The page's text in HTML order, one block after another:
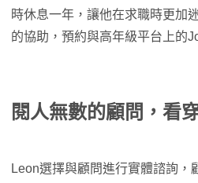
時休息一年，讓他在求職時更加
的協助，預約與高年級平台上的
閱人無數的顧問，看
Leon選擇與顧問進行實體諮詢，